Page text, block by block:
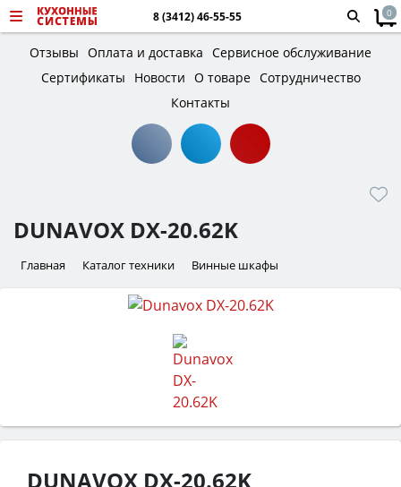
8 (3412) 46-55-55 0
Отзывы Оплата и доставка Сервисное обслуживание
Сертификаты
Новости О товаре Сотрудничество
Контакты
DUNAVOX DX-20.62K
Главная Каталог техники Винные шкафы
DUNAVOX DX-20.62K